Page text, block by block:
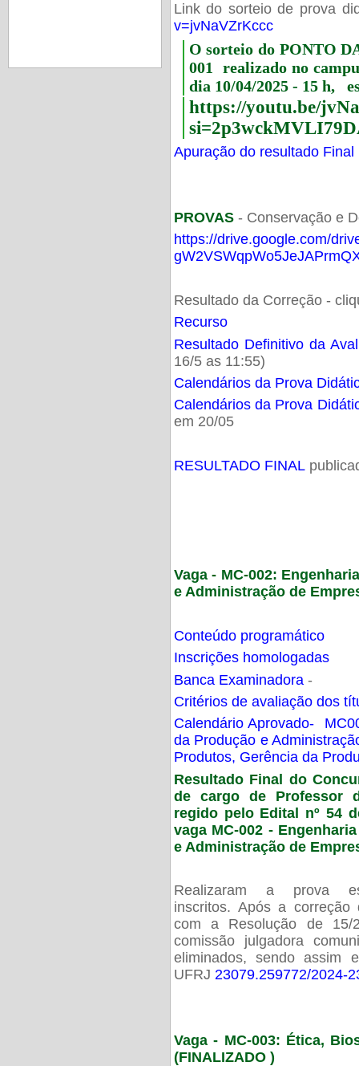
Link do sorteio de prova
v=jvNaVZrKccc
O sorteio do PONTO
001 realizado no
dia 10/04/2025 - 15 h,
https://youtu.be/
Apuração do resultado Final
PROVAS- Conservação e
https://drive.google.com/
Resultado da Correção -
Recurso
Resultado Definitivo da
16/5 as 11:55)
Calendários da Prova
Calendários da Prova
em 20/05
RESULTADO FINAL
Vaga - MC-002:
e Administração de
Conteúdo programático
Inscrições homologadas
Banca Examinadora -
Critérios de avaliação dos
Calendário Aprovado-
da Produção e
Produtos, Gerência da
Resultado Final do
de cargo de Professor
regido pelo Edital nº 54
vaga MC-002 -
e Administração de
Realizaram a prova
inscritos. Após a
com a Resolução de 15/
comissão julgadora
eliminados, sendo assim
UFRJ 23079.259772/2024-
Vaga - MC-003: Ética,
(FINALIZADO )